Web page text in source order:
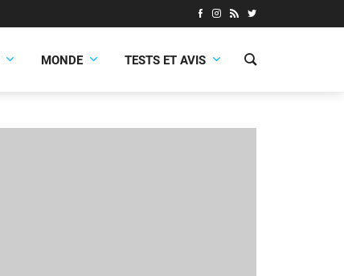
MONDE TESTS ET AVIS